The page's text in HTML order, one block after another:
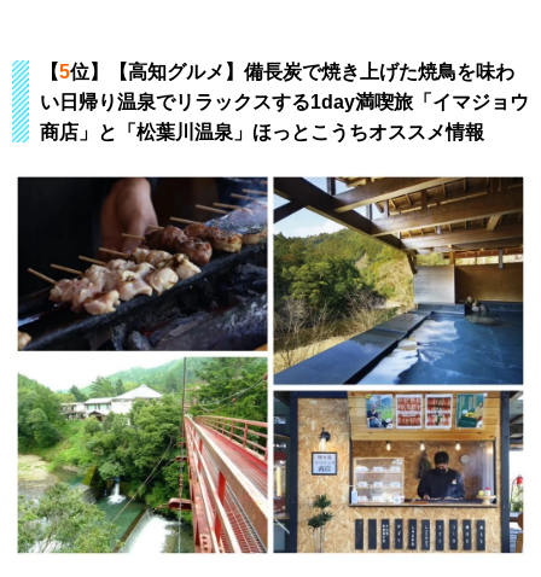
【5位】【高知グルメ】備長炭で焼き上げた焼鳥を味わ
い日帰り温泉でリラックスする1day満喫旅「イマジョウ
商店」と「松葉川温泉」ほっとこうちオススメ情報